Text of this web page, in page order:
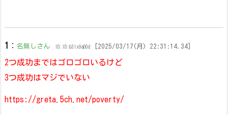
1 ： 名無しさん ID:ID:b3lx9aD0d [2025/03/17(月) 22:31:14.34]
2つ成功まではゴロゴロいるけど
3つ成功はマジでいない
https://greta.5ch.net/poverty/